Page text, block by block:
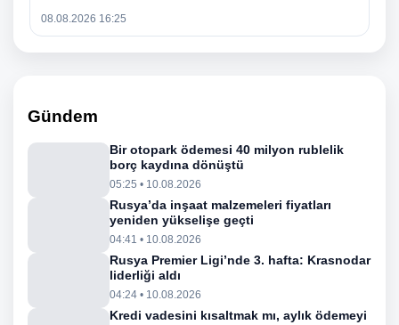
08.08.2026 16:25
Gündem
Bir otopark ödemesi 40 milyon rublelik
borç kaydına dönüştü
05:25 • 10.08.2026
Rusya’da inşaat malzemeleri fiyatları
yeniden yükselişe geçti
04:41 • 10.08.2026
Rusya Premier Ligi’nde 3. hafta: Krasnodar
liderliği aldı
04:24 • 10.08.2026
Kredi vadesini kısaltmak mı, aylık ödemeyi